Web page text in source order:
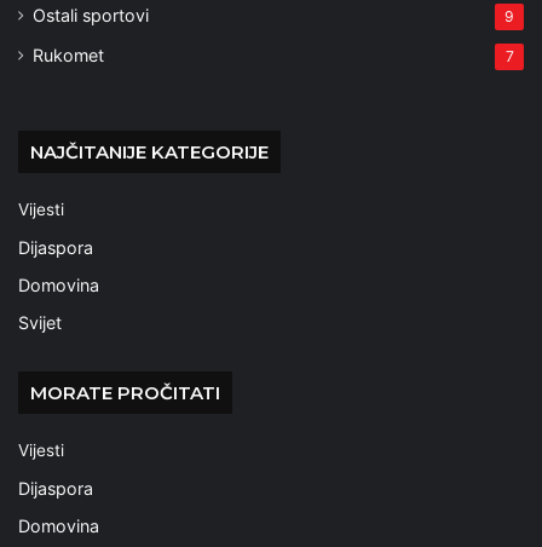
Ostali sportovi 9
Rukomet 7
NAJČITANIJE KATEGORIJE
Vijesti
Dijaspora
Domovina
Svijet
MORATE PROČITATI
Vijesti
Dijaspora
Domovina